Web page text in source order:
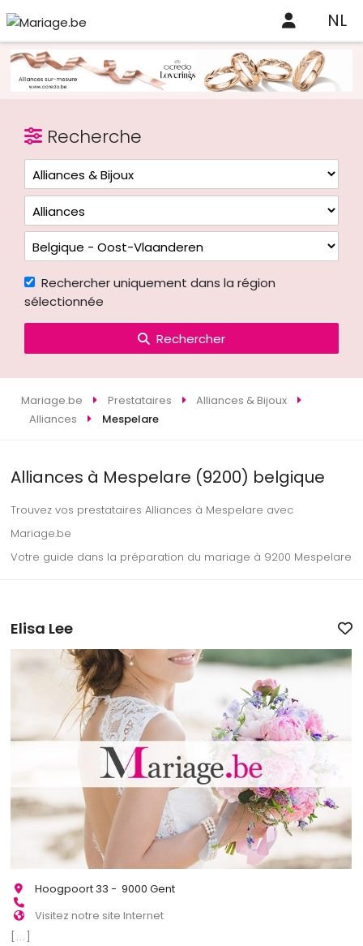
NL
Recherche
Rechercher uniquement dans la région
sélectionnée
Rechercher
Mariage.be Prestataires
Alliances & Bijoux
Alliances
Mespelare
Alliances à Mespelare (9200) belgique
Trouvez vos prestataires Alliances à Mespelare avec
Mariage.be
Votre guide dans la préparation du mariage à 9200 Mespelare
Elisa Lee
Hoogpoort 33 - 9000 Gent
Visitez notre site Internet
[...]